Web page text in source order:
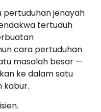
pertuduhan jenayah
tertuduh
cara pertuduhan
masalah besar —
ke dalam satu
kabur.